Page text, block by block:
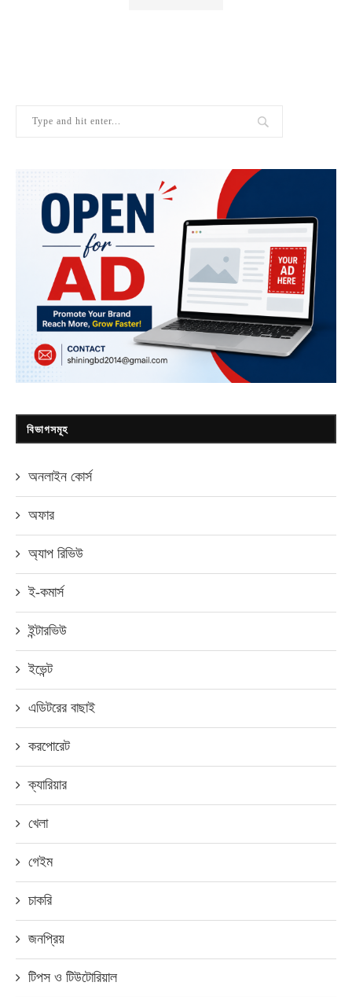
বিভাগসমূহ
অনলাইন কোর্স
অফার
অ্যাপ রিভিউ
ই-কমার্স
ইন্টারভিউ
ইভেন্ট
এডিটরের বাছাই
করপোরেট
ক্যারিয়ার
খেলা
গেইম
চাকরি
জনপ্রিয়
টিপস ও টিউটোরিয়াল